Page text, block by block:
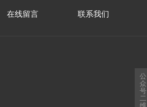
在线留言 联系我们
公
众
号
二